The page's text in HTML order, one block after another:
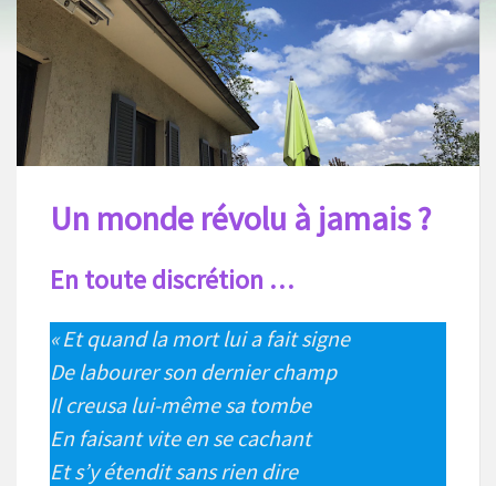
Un monde révolu à jamais ?
En toute discrétion …
« Et quand la mort lui a fait signe
De labourer son dernier champ
Il creusa lui-même sa tombe
En faisant vite en se cachant
Et s’y étendit sans rien dire